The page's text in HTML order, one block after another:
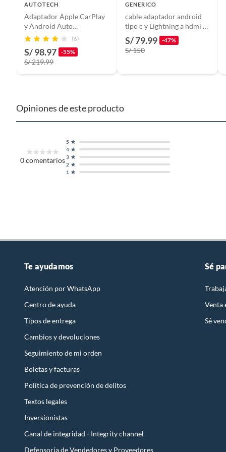
Incluye
AUTOTECH
Adaptador Apple CarPlay
y Android Auto
Inalámbrico Original
(6)
S/ 98.97 -55%
S/ 219.99
GENERICO
cable adaptador android
tipo c y Lightning a hdmi 3
en 1 miraScreen
S/ 79.99 -47%
S/ 150
Opiniones de este producto
0comentarios
1
2
3
4
5
Te ayudamos
Atención por WhatsApp
Centro de ayuda
Tipos de entrega
Cambios y devoluciones
Seguimiento de mi orden
Boletas y facturas
Política de prevención de delitos
Textos legales
Inversionistas
Canal de integridad - Integrity channel
Defensoría de Vendedores y Proveedores
Sé
Venta
Sé